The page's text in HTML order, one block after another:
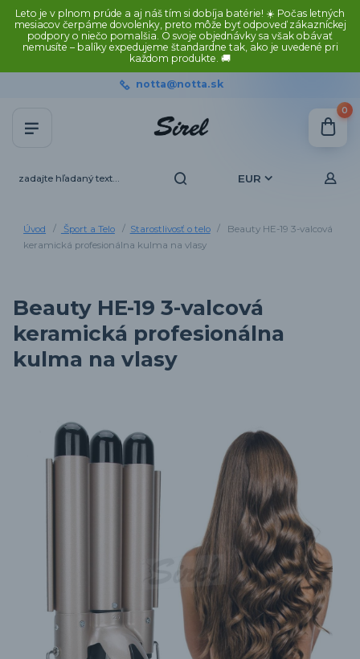
Leto je v plnom prúde a aj náš tím si dobíja batérie! ☀️ Počas letných
mesiacov čerpáme dovolenky, preto môže byť odpoveď zákazníckej
podpory o niečo pomalšia. O svoje objednávky sa však obávať
nemusíte – balíky expedujeme štandardne tak, ako je uvedené pri
každom produkte. 🚚
EUR
notta@notta.sk
0
Úvod Šport a Telo Starostlivosť o telo
Beauty HE-19 3-valcová
keramická profesionálna kulma na vlasy
Beauty HE-19 3-valcová
keramická profesionálna
kulma na vlasy